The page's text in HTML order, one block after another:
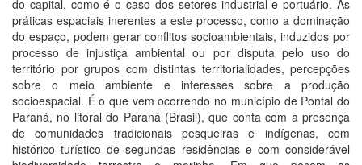
do capital, como é o caso dos setores industrial e portuário. As
práticas espaciais inerentes a este processo, como a dominação
do espaço, podem gerar conflitos socioambientais, induzidos por
processo de injustiça ambiental ou por disputa pelo uso do
território por grupos com distintas territorialidades, percepções
sobre o meio ambiente e interesses sobre a produção
socioespacial. É o que vem ocorrendo no município de Pontal do
Paraná, no litoral do Paraná (Brasil), que conta com a presença
de comunidades tradicionais pesqueiras e indígenas, com
histórico turístico de segundas residências e com considerável